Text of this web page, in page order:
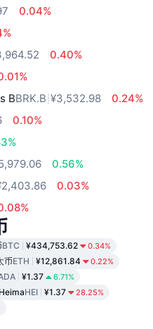
0.04%
0.40%
BBRK.B ¥3,532.98
0.24%
0.10%
0.56%
0.03%
BTC ¥434,753.62 0.34%
币ETH ¥12,861.84 0.22%
¥1.37 6.71%
HeimaHEI ¥1.37 28.25%